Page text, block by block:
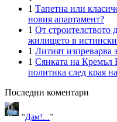
1 Тапетна или
новия апартамент?
1 От строителството
жилището в
1 Литият изпреварва
1 Сянката на Кремъл
политика след края
Последни коментари
“Дам!... ”